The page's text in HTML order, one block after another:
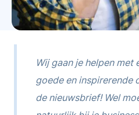
Wij gaan je helpen met
goede en inspirerende
de nieuwsbrief! Wel